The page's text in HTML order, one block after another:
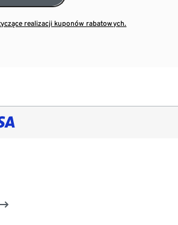
realizacji kuponów rabatowych.